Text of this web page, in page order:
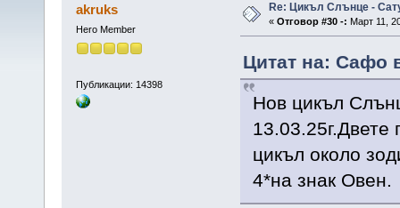
akruks
Hero Member
Публикации: 14398
Re: Цикъл Слънце -
« Отговор #30 -: Март 11,
Цитат на: Сафо
Нов цикъл
цикъл около
4*на знак Овен.